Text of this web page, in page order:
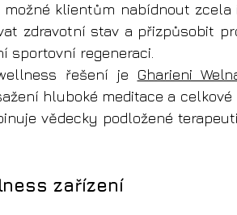
klientům nabídnout zcela
zdravotní stav a přizpůsobit
sportovní regeneraci.
řešení je Gharieni
hluboké meditace a celkové
vědecky podložené
zařízení